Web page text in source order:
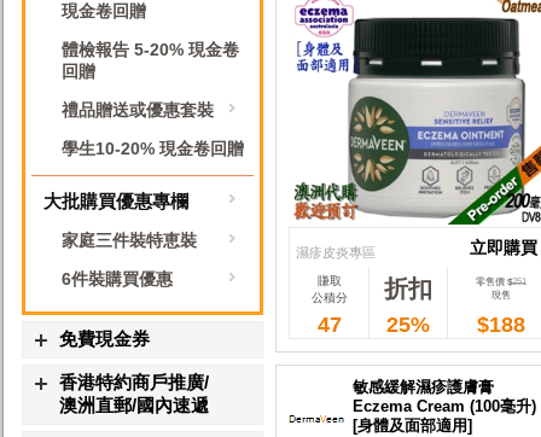
現金卷回贈
體檢報告 5-20% 現金卷
回贈
禮品贈送或優惠套裝
學生10-20% 現金卷回贈
大批購買優惠專欄
家庭三件裝特恵裝
6件裝購買優惠
免費現金券
香港特約商戶推廣/
澳洲直郵/國內速遞
濕疹皮炎專區
立即購買
立即購買
賺取
公積分
折扣 零售價 $251
現售
47 25% $188
敏感緩解濕疹護膚膏
Eczema Cream (100毫升)
[身體及面部適用]